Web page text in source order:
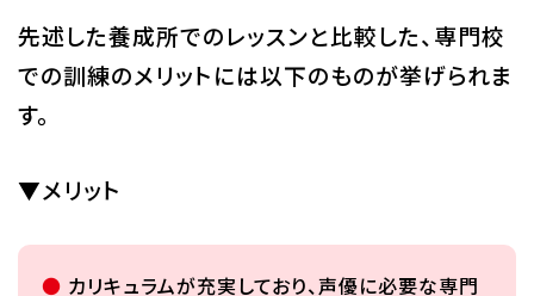
先述した養成所でのレッスンと比較した、専門校
での訓練のメリットには以下のものが挙げられま
す。
▼メリット
カリキュラムが充実しており、声優に必要な専門